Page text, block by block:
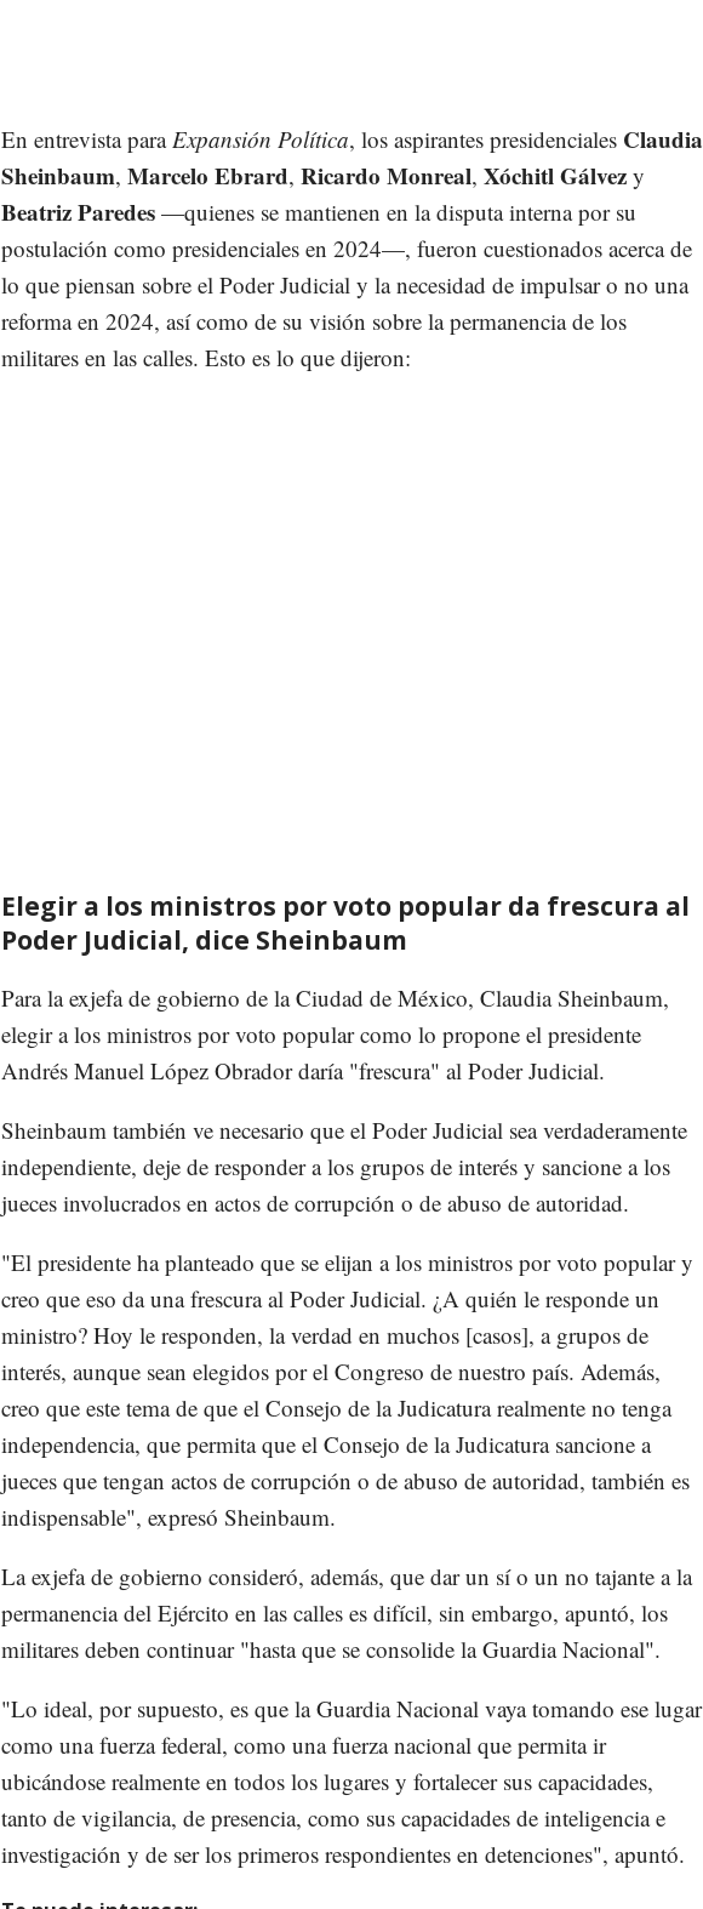
En entrevista paraExpansión Política, los aspirantes presidenciales Claudia
Sheinbaum, Marcelo Ebrard, Ricardo Monreal, Xóchitl Gálvez y
Beatriz Paredes —quienes se mantienen en la disputa interna por su
postulación como presidenciales en 2024—, fueron cuestionados acerca de
lo que piensan sobre el Poder Judicial y la necesidad de impulsar o no una
reforma en 2024, así como de su visión sobre la permanencia de los
militares en las calles. Esto es lo que dijeron:
Elegir a los ministros por voto popular da frescura al
Poder Judicial, dice Sheinbaum
Para la exjefa de gobierno de la Ciudad de México, Claudia Sheinbaum,
elegir a los ministros por voto popular como lo propone el presidente
Andrés Manuel López Obrador daría "frescura" al Poder Judicial.
Sheinbaum también ve necesario que el Poder Judicial sea verdaderamente
independiente, deje de responder a los grupos de interés y sancione a los
jueces involucrados en actos de corrupción o de abuso de autoridad.
"El presidente ha planteado que se elijan a los ministros por voto popular y
creo que eso da una frescura al Poder Judicial. ¿A quién le responde un
ministro? Hoy le responden, la verdad en muchos [casos], a grupos de
interés, aunque sean elegidos por el Congreso de nuestro país. Además,
creo que este tema de que el Consejo de la Judicatura realmente no tenga
independencia, que permita que el Consejo de la Judicatura sancione a
jueces que tengan actos de corrupción o de abuso de autoridad, también es
indispensable", expresó Sheinbaum.
La exjefa de gobierno consideró, además, que dar un sí o un no tajante a la
permanencia del Ejército en las calles es difícil, sin embargo, apuntó, los
militares deben continuar "hasta que se consolide la Guardia Nacional".
"Lo ideal, por supuesto, es que la Guardia Nacional vaya tomando ese lugar
como una fuerza federal, como una fuerza nacional que permita ir
ubicándose realmente en todos los lugares y fortalecer sus capacidades,
tanto de vigilancia, de presencia, como sus capacidades de inteligencia e
investigación y de ser los primeros respondientes en detenciones", apuntó.